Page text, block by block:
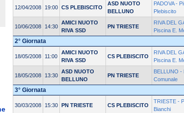
12/04/2008 19:00 CS PLEBISCITO
ASD NUOTO
BELLUNO
PADOVA -
Plebiscito
10/06/2008 14:30
AMICI NUOTO
RIVA SSD
PN TRIESTE
RIVA DEL
Piscina E.
2° Giornata
18/05/2008 11:00
AMICI NUOTO
RIVA SSD
CS PLEBISCITO
RIVA DEL
Piscina E.
18/05/2008 13:30
ASD NUOTO
BELLUNO
PN TRIESTE
BELLUNO -
Comunale
3° Giornata
30/03/2008 15:30 PN TRIESTE CS PLEBISCITO
TRIESTE -
Bianchi